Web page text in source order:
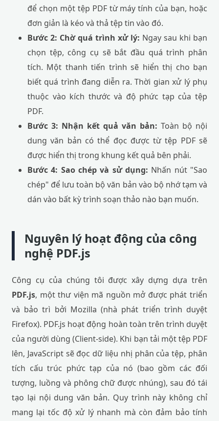
để chọn một tệp PDF từ máy tính của bạn, hoặc
đơn giản là kéo và thả tệp tin vào đó.
Bước 2: Chờ quá trình xử lý: Ngay sau khi bạn
chọn tệp, công cụ sẽ bắt đầu quá trình phân
tích. Một thanh tiến trình sẽ hiển thị cho bạn
biết quá trình đang diễn ra. Thời gian xử lý phụ
thuộc vào kích thước và độ phức tạp của tệp
PDF.
Bước 3: Nhận kết quả văn bản: Toàn bộ nội
dung văn bản có thể đọc được từ tệp PDF sẽ
được hiển thị trong khung kết quả bên phải.
Bước 4: Sao chép và sử dụng: Nhấn nút "Sao
chép" để lưu toàn bộ văn bản vào bộ nhớ tạm và
dán vào bất kỳ trình soạn thảo nào bạn muốn.
Nguyên lý hoạt động của công
nghệ PDF.js
Công cụ của chúng tôi được xây dựng dựa trên
PDF.js, một thư viện mã nguồn mở được phát triển
và bảo trì bởi Mozilla (nhà phát triển trình duyệt
Firefox). PDF.js hoạt động hoàn toàn trên trình duyệt
của người dùng (Client-side). Khi bạn tải một tệp PDF
lên, JavaScript sẽ đọc dữ liệu nhị phân của tệp, phân
tích cấu trúc phức tạp của nó (bao gồm các đối
tượng, luồng và phông chữ được nhúng), sau đó tái
tạo lại nội dung văn bản. Quy trình này không chỉ
mang lại tốc độ xử lý nhanh mà còn đảm bảo tính